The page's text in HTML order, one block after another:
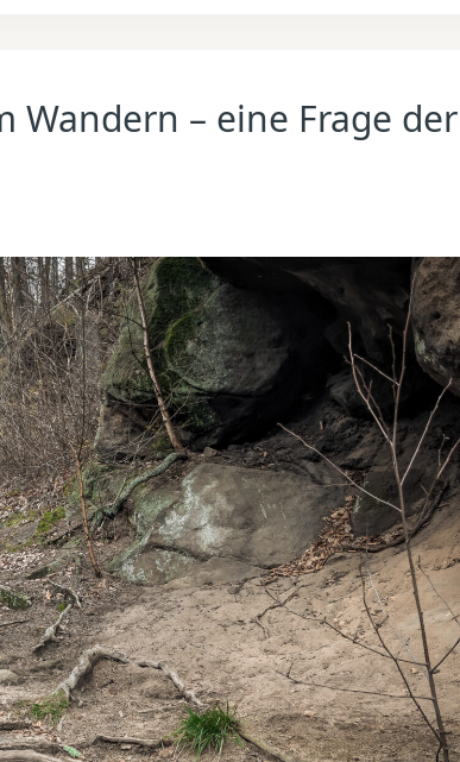
– eine Frage der